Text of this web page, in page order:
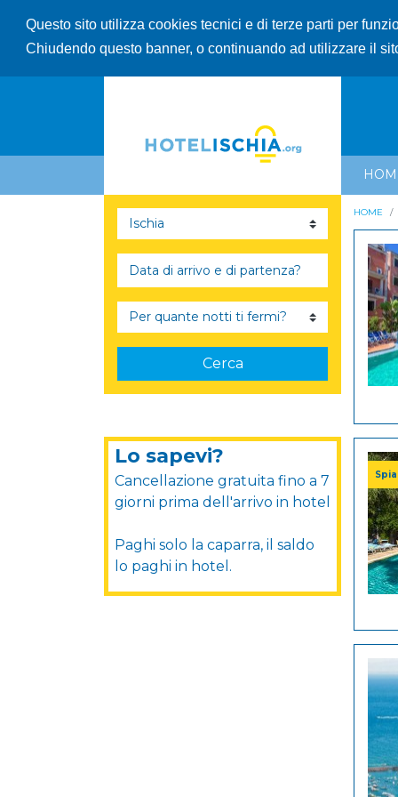
Questo sito utilizza cookies tecnici e di terze parti per
Chiudendo questo banner, o continuando ad utilizzare il
Cerca
Lo sapevi?
Cancellazione gratuita fino a 7
giorni prima dell'arrivo in hotel
Paghi solo la caparra, il saldo
lo paghi in hotel.
HOME